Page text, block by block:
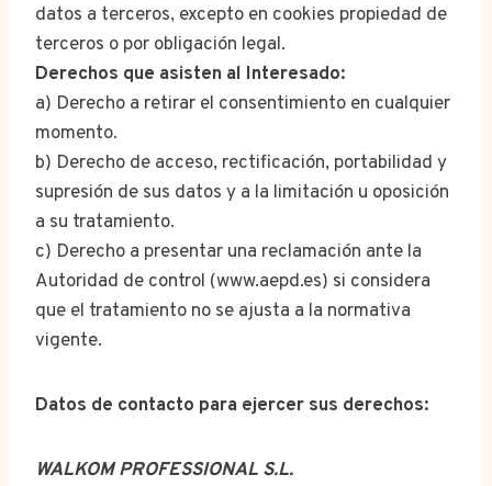
datos a terceros, excepto en cookies propiedad de
terceros o por obligación legal.
Derechos que asisten al Interesado:
a) Derecho a retirar el consentimiento en cualquier
momento.
b) Derecho de acceso, rectificación, portabilidad y
supresión de sus datos y a la limitación u oposición
a su tratamiento.
c) Derecho a presentar una reclamación ante la
Autoridad de control (www.aepd.es) si considera
que el tratamiento no se ajusta a la normativa
vigente.
Datos de contacto para ejercer sus derechos:
WALKOM PROFESSIONAL S.L.